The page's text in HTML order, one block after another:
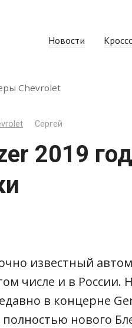
Новости
Chevrolet
Сергей
2019
известный
числе и в России.
в концерне
нового